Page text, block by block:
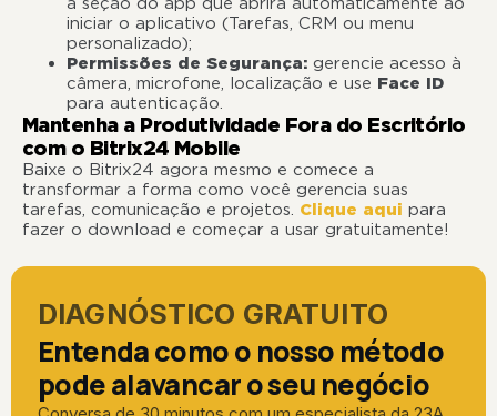
iniciar o aplicativo (Tarefas, CRM ou menu
personalizado);
Permissões de Segurança: gerencie acesso à
câmera, microfone, localização e use Face ID
para autenticação.
Mantenha a Produtividade Fora do Escritório
com o Bitrix24 Mobile
Baixe o Bitrix24 agora mesmo e comece a
transformar a forma como você gerencia suas
tarefas, comunicação e projetos. Clique aqui para
fazer o download e começar a usar gratuitamente!
DIAGNÓSTICO GRATUITO
Entenda como o nosso método
pode alavancar o seu negócio